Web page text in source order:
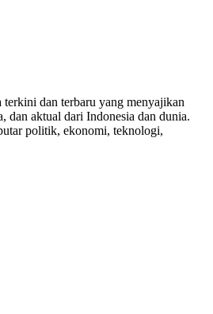
terkini dan terbaru yang menyajikan
dan aktual dari Indonesia dan dunia.
politik, ekonomi, teknologi,